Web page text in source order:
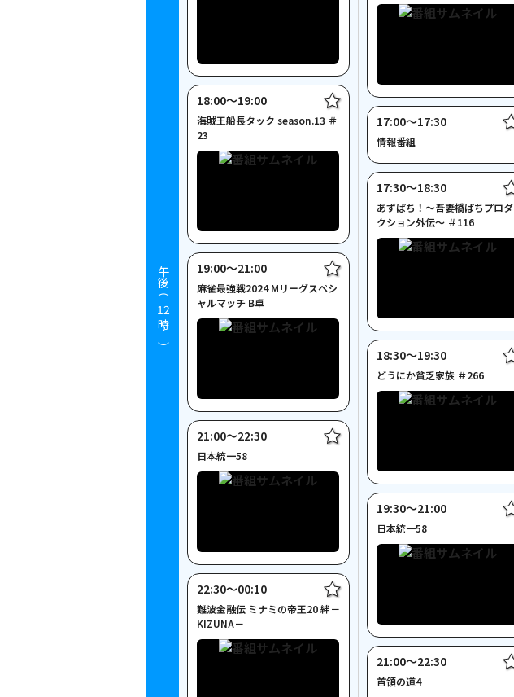
午後（
12
時～）
18:00〜19:00
海賊王船長タック season.13 ＃
23
19:00〜21:00
麻雀最強戦2024 Mリーグスペシ
ャルマッチ B卓
21:00〜22:30
日本統一58
22:30〜00:10
難波金融伝 ミナミの帝王20 絆－
KIZUNA－
17:00〜17:30
情報番組
17:30〜18:30
あずぱち！～吾妻橋ぱちプロダ
クション外伝～ ＃116
18:30〜19:30
どうにか貧乏家族 ＃266
19:30〜21:00
日本統一58
21:00〜22:30
首領の道4